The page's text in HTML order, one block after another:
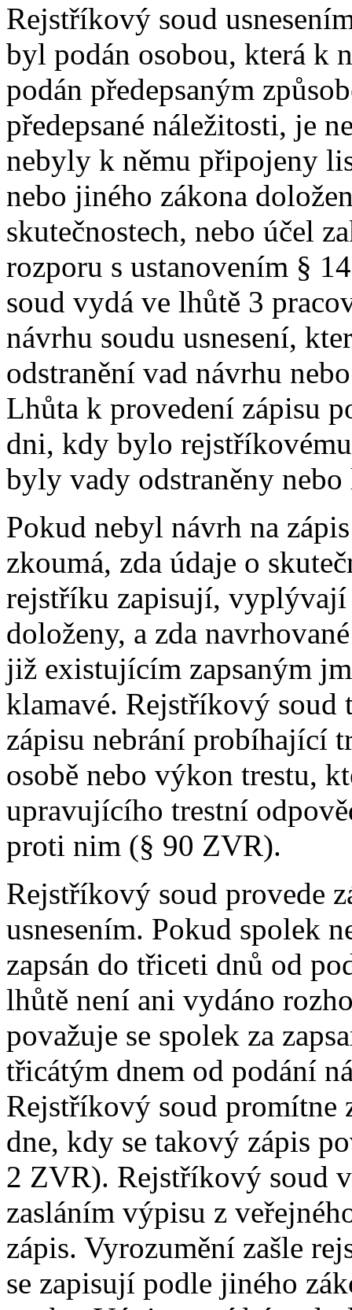
Rejstříkový soud
byl podán osobou, která k
podán předepsaným
předepsané náležitosti, je
nebyly k němu připojeny
nebo jiného zákona
skutečnostech, nebo účel
rozporu s ustanovením §
soud vydá ve lhůtě 3
návrhu soudu usnesení,
odstranění vad návrhu
Lhůta k provedení zápisu
dni, kdy bylo
byly vady odstraněny
Pokud nebyl návrh na
zkoumá, zda údaje o
rejstříku zapisují,
doloženy, a zda
již existujícím zapsaným
klamavé. Rejstříkový soud
zápisu nebrání probíhající
osobě nebo výkon trestu,
upravujícího trestní
proti nim (§ 90 ZVR).
Rejstříkový soud provede
usnesením. Pokud spolek
zapsán do třiceti dnů od
lhůtě není ani vydáno
považuje se spolek za
třicátým dnem od podání
Rejstříkový soud promítne
dne, kdy se takový zápis
2 ZVR). Rejstříkový soud
zasláním výpisu z
zápis. Vyrozumění zašle
se zapisují podle jiného